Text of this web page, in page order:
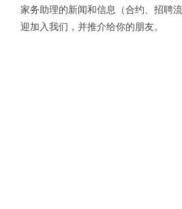
家务助理的新闻和信息（合约、招聘
迎加入我们，并推介给你的朋友。